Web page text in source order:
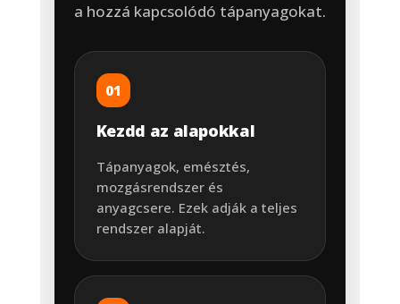
a hozzá kapcsolódó tápanyagokat.
01
Kezdd az alapokkal
Tápanyagok, emésztés,
mozgásrendszer és
anyagcsere. Ezek adják a teljes
rendszer alapját.